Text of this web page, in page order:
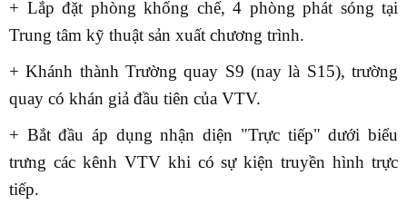
+ Lắp đặt phòng khống chế, 4 phòng phát sóng tại
Trung tâm kỹ thuật sản xuất chương trình.
+ Khánh thành Trường quay S9 (nay là S15), trường
quay có khán giả đầu tiên của VTV.
+ Bắt đầu áp dụng nhận diện "Trực tiếp" dưới biểu
trưng các kênh VTV khi có sự kiện truyền hình trực
tiếp.